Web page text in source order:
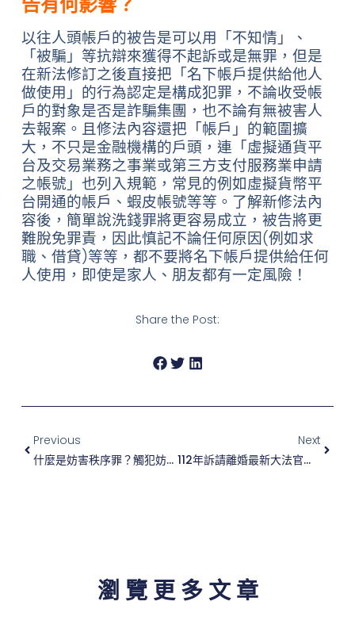
以往人頭帳戶的被告是可以用「不知情」、
「被騙」等抗辯來獲得不起訴或是無罪，但是
在新法修訂之後直接把「名下帳戶提供給他人
做使用」的行為認定是構成犯罪，不論收受帳
戶的對象是否是詐騙集團，也不論有無被害人
去報案。且修法內容還把「帳戶」的範圍擴
大，不只是金融機構的戶頭，連「虛擬通貨平
台及交易業務之事業或第三方支付服務業申請
之帳號」也列入規範，常見的例如虛擬貨幣平
台開通的帳戶、蝦皮帳號等等。了解新修法內
容後，簡單說洗錢罪將更容易成立，被告將更
難脫免罪責，因此慎記不論任何原因(例如求
職、借貸)等等，都不要將名下帳戶提供給任何
人使用，即使是家人、朋友都有一定風險！
Share the Post:
Previous
什麼是妨害秩序罪？觸犯妨害秩序罪有可能去關嗎？妨害秩序罪可以和解嗎？
Next
112年訴請離婚最新大法官解釋－有過錯之一方也可以訴請離婚
瀏 覽 更 多 文 章